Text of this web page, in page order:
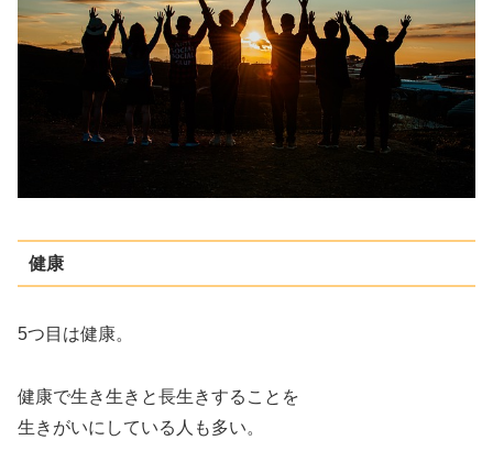
健康
5つ目は健康。
健康で生き生きと長生きすることを
生きがいにしている人も多い。